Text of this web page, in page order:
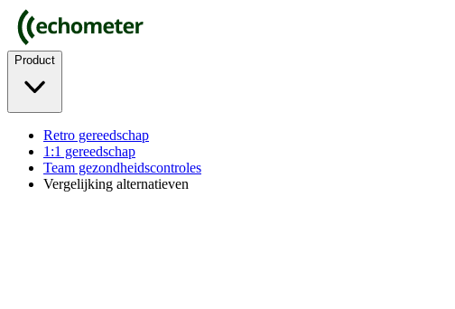
Product
Retro gereedschap
1:1 gereedschap
Team gezondheidscontroles
Vergelijking alternatieven